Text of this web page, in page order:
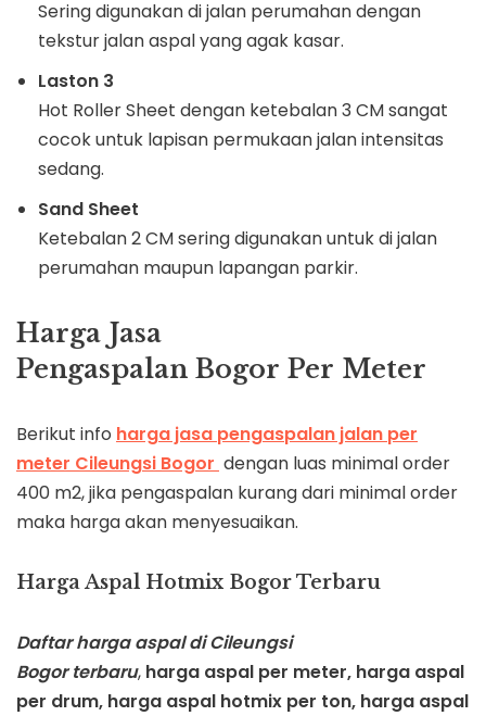
Sering digunakan di jalan perumahan dengan
tekstur jalan aspal yang agak kasar.
Laston 3
Hot Roller Sheet dengan ketebalan 3 CM sangat
cocok untuk lapisan permukaan jalan intensitas
sedang.
Sand Sheet
Ketebalan 2 CM sering digunakan untuk di jalan
perumahan maupun lapangan parkir.
Harga Jasa
Pengaspalan Bogor Per Meter
Berikut info harga jasa pengaspalan jalan per
meter Cileungsi Bogor dengan luas minimal order
400 m2, jika pengaspalan kurang dari minimal order
maka harga akan menyesuaikan.
Harga Aspal Hotmix Bogor Terbaru
Daftar harga aspal diCileungsi
Bogor terbaru, harga aspal per meter, harga aspal
per drum, harga aspal hotmix per ton, harga aspal